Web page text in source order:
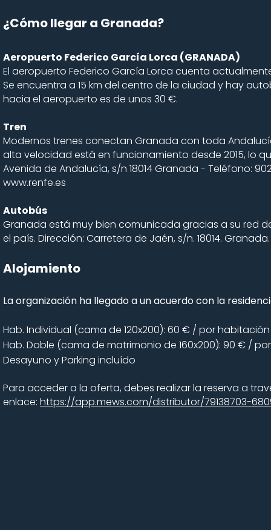
¿Cómo llegar a Granada?
Aeropuerto Federico García Lorca (GRANADA)
El aeropuerto Federico García Lorca cuenta
Se encuentra a 15 km del centro de la ciudad y hay
hacia el aeropuerto es de unos 30 €.​
Tren
Modernos trenes conectan Granada con toda
alta velocidad está en funcionamiento desde 2015, lo
Avenida de Andalucía, s/n 18014 Granada - Teléfono:
www.renfe.es
Autobús
Granada está muy bien comunicada gracias a su red
el país. Dirección: Carretera de Jaén, s/n. 18014.
Alojamiento
La organización ha llegado a un acuerdo con la
Hab. Individual (cama de 120x200): 60 € / por
Hab. Doble (cama de matrimonio de 160x200): 90 € /
Desayuno y Parking incluído
Para acceder a la oferta, debes realizar la reserva a
enlace: https://app.mews.com/distributor/79138703-